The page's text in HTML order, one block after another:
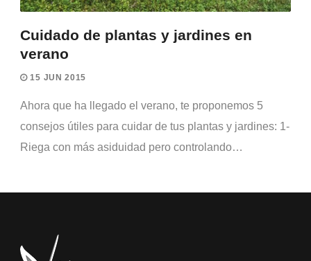
Cuidado de plantas y jardines en
verano
15 JUN 2015
Ahora que ha llegado el verano, te proponemos 5
consejos útiles para cuidar de tus plantas y jardines: 1-
Riega con más asiduidad pero controlando…